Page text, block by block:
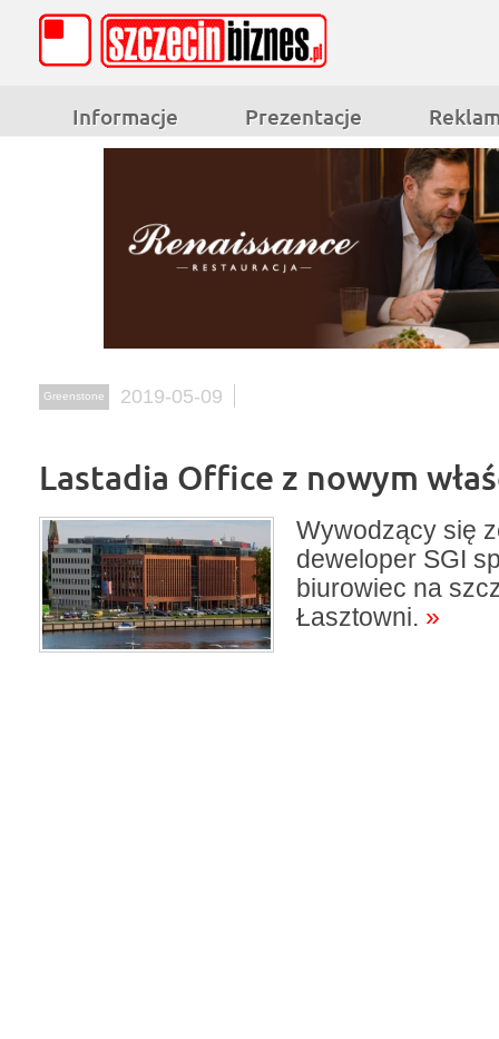
Informacje Prezentacje
Greenstone 2019-05-09
Lastadia Office z nowym
Wywodzący się
deweloper SGI
biurowiec na
Łasztowni. »